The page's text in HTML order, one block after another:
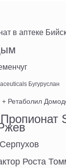
в аптеке
Бугуруслан
+ Ретаболил
Роста